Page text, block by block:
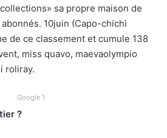
sa propre maison de
10juin (Capo-chichi
de ce classement et cumule 138
miss quavo, maevaolympio
roliray.
Google 1
?